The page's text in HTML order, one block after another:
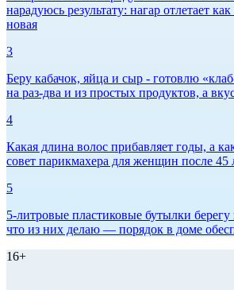
нарадуюсь результату: нагар отлетает
новая
3
Беру кабачок, яйца и сыр - готовлю
на раз-два и из простых продуктов, а
4
Какая длина волос прибавляет годы, а
совет парикмахера для женщин после 45
5
5-литровые пластиковые бутылки берегу
что из них делаю — порядок в доме
16+